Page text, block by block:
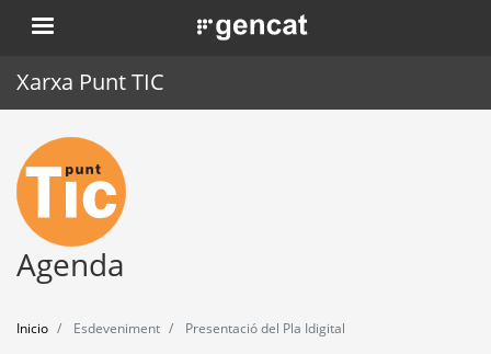
Pasar
al
. Obre en una nova finestra.
Xarxa Punt TIC
Inicio
Punt TIC
Actualidad
Agenda
Inicio Esdeveniment Presentació del Pla Idigital